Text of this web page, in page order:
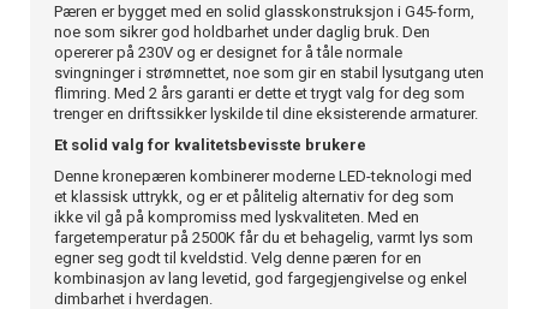
Pæren er bygget med en solid glasskonstruksjon i G45-form,
noe som sikrer god holdbarhet under daglig bruk. Den
opererer på 230V og er designet for å tåle normale
svingninger i strømnettet, noe som gir en stabil lysutgang uten
flimring. Med 2 års garanti er dette et trygt valg for deg som
trenger en driftssikker lyskilde til dine eksisterende armaturer.
Et solid valg for kvalitetsbevisste brukere
Denne kronepæren kombinerer moderne LED-teknologi med
et klassisk uttrykk, og er et pålitelig alternativ for deg som
ikke vil gå på kompromiss med lyskvaliteten. Med en
fargetemperatur på 2500K får du et behagelig, varmt lys som
egner seg godt til kveldstid. Velg denne pæren for en
kombinasjon av lang levetid, god fargegjengivelse og enkel
dimbarhet i hverdagen.